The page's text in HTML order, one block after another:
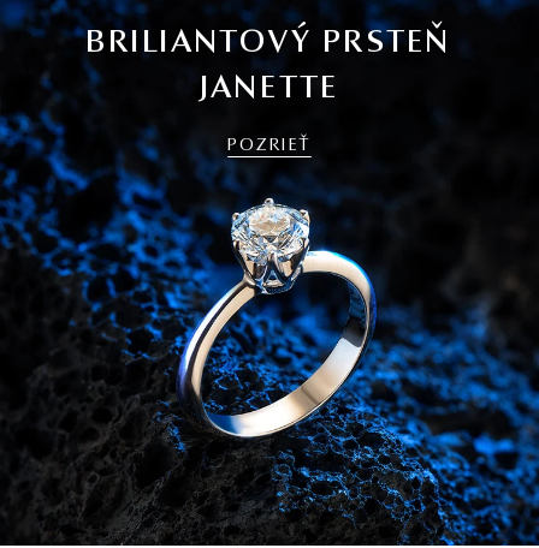
BRILIANTOVÝ PRSTEŇ
JANETTE
POZRIEŤ